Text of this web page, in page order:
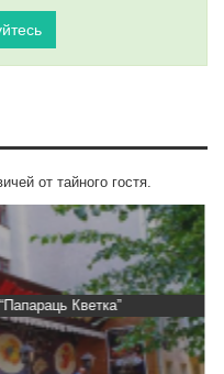
от тайного гостя.
Кветка”